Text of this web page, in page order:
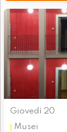
Giovedì 20
Musei